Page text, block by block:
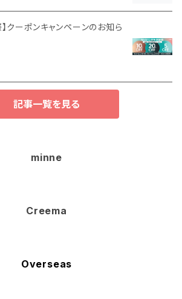
クーポンキャンペーンのお知ら
記事一覧を見る
minne
Creema
Overseas